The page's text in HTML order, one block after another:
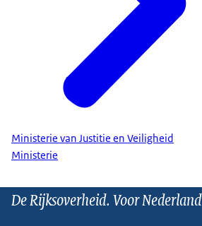
Ministerie van Justitie en Veiligheid
Ministerie
De Rijksoverheid. Voor Nederland